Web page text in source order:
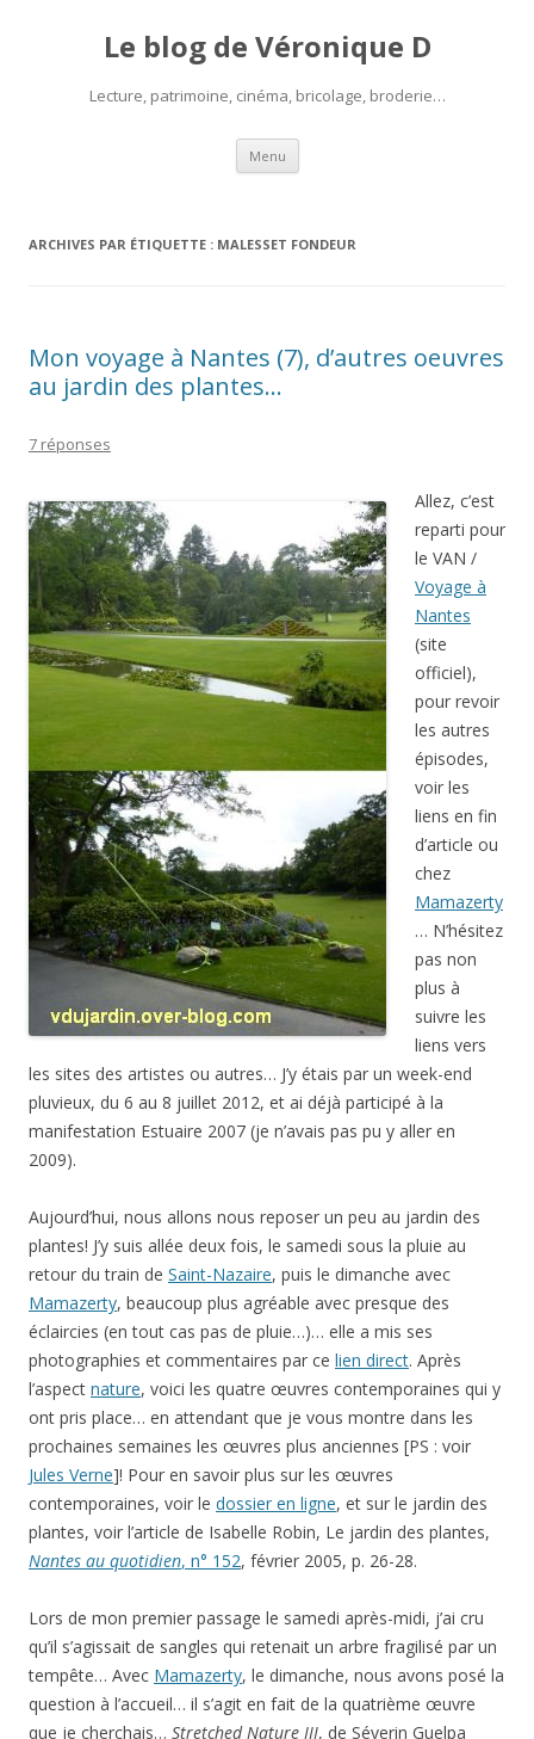
Le blog de Véronique D
Lecture, patrimoine, cinéma, bricolage, broderie…
Menu Aller
contenu
ARCHIVES PAR ÉTIQUETTE : MALESSET FONDEUR
Mon voyage à Nantes (7), d’autres oeuvres
au jardin des plantes…
7 réponses
Allez, c’est
reparti pour
le VAN /
Voyage à
Nantes
(site
officiel),
pour revoir
les autres
épisodes,
voir les
liens en fin
d’article ou
chez
Mamazerty
… N’hésitez
pas non
plus à
suivre les
liens vers
les sites des artistes ou autres… J’y étais par un week-end
pluvieux, du 6 au 8 juillet 2012, et ai déjà participé à la
manifestation Estuaire 2007 (je n’avais pas pu y aller en
2009).
Aujourd’hui, nous allons nous reposer un peu au jardin des
plantes! J’y suis allée deux fois, le samedi sous la pluie au
retour du train de Saint-Nazaire, puis le dimanche avec
Mamazerty, beaucoup plus agréable avec presque des
éclaircies (en tout cas pas de pluie…)… elle a mis ses
photographies et commentaires par ce lien direct. Après
l’aspect nature, voici les quatre œuvres contemporaines qui y
ont pris place… en attendant que je vous montre dans les
prochaines semaines les œuvres plus anciennes [PS : voir
Jules Verne]! Pour en savoir plus sur les œuvres
contemporaines, voir le dossier en ligne, et sur le jardin des
plantes, voir l’article de Isabelle Robin, Le jardin des plantes,
Nantes au quotidien, n° 152, février 2005, p. 26-28.
Lors de mon premier passage le samedi après-midi, j’ai cru
qu’il s’agissait de sangles qui retenait un arbre fragilisé par un
tempête… Avec Mamazerty, le dimanche, nous avons posé la
question à l’accueil… il s’agit en fait de la quatrième œuvre
que je cherchais… Stretched Nature III, de Séverin Guelpa